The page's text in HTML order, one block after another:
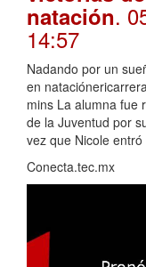
natación.
14:57
Nadando por un
en
mins La alumna fue
de la Juventud por
vez que Nicole
Conecta.tec.mx